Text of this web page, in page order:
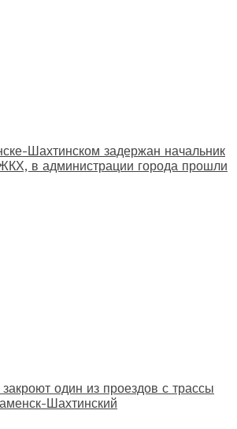
Шахтинском задержан начальник
в администрации города прошли
один из проездов с трассы
Шахтинский